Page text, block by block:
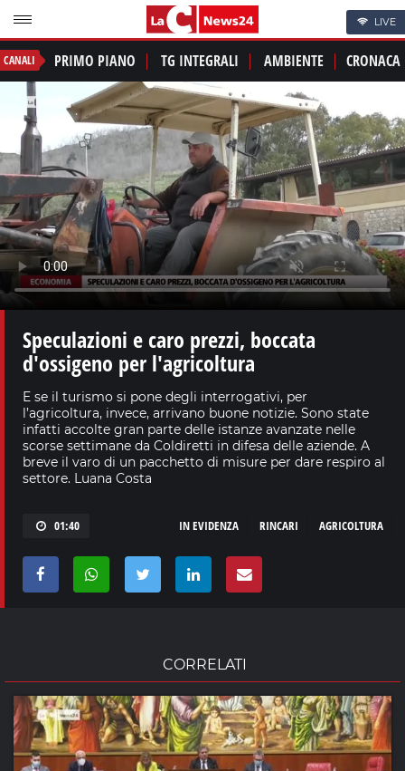
LIVE
CANALI PRIMO PIANO TG INTEGRALI AMBIENTE CRONACA
Speculazioni e caro prezzi, boccata
d'ossigeno per l'agricoltura
E se il turismo si pone degli interrogativi, per
l’agricoltura, invece, arrivano buone notizie. Sono state
infatti accolte gran parte delle istanze avanzate nelle
scorse settimane da Coldiretti in difesa delle aziende. A
breve il varo di un pacchetto di misure per dare respiro al
settore. Luana Costa
01:40 AGRICOLTURA
RINCARI
IN EVIDENZA
CORRELATI